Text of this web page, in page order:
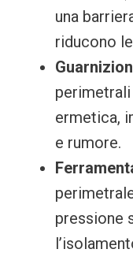
una
riducono
perimetrali
ermetica,
e rumore.
pressione